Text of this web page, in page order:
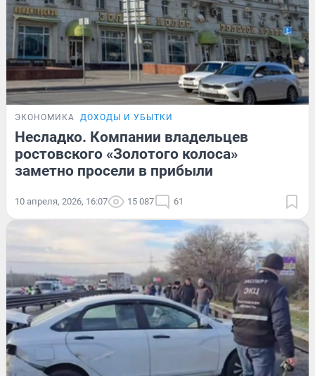
ЭКОНОМИКА ДОХОДЫ И УБЫТКИ
Несладко. Компании владельцев
ростовского «Золотого колоса»
заметно просели в прибыли
10 апреля, 2026, 16:07 15 087 61